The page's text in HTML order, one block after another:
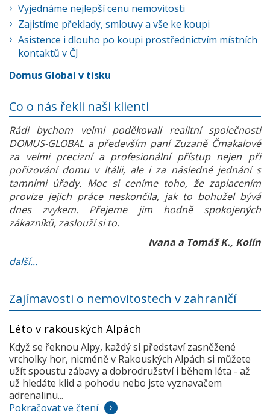
Vyjednáme nejlepší cenu nemovitosti
Zajistíme překlady, smlouvy a vše ke koupi
Asistence i dlouho po koupi prostřednictvím místních
kontaktů v ČJ
Domus Global v tisku
Co o nás řekli naši klienti
Rádi bychom velmi poděkovali realitní společnosti
DOMUS-GLOBAL a především paní Zuzaně Čmakalové
za velmi precizní a profesionální přístup nejen při
pořizování domu v Itálii, ale i za následné jednání s
tamními úřady. Moc si ceníme toho, že zaplacením
provize jejich práce neskončila, jak to bohužel bývá
dnes zvykem. Přejeme jim hodně spokojených
zákazníků, zaslouží si to.
Ivana a Tomáš K., Kolín
další...
Zajímavosti o nemovitostech v zahraničí
Léto v rakouských Alpách
Když se řeknou Alpy, každý si představí zasněžené
vrcholky hor, nicméně v Rakouských Alpách si můžete
užít spoustu zábavy a dobrodružství i během léta - až
už hledáte klid a pohodu nebo jste vyznavačem
adrenalinu...
Pokračovat ve čtení